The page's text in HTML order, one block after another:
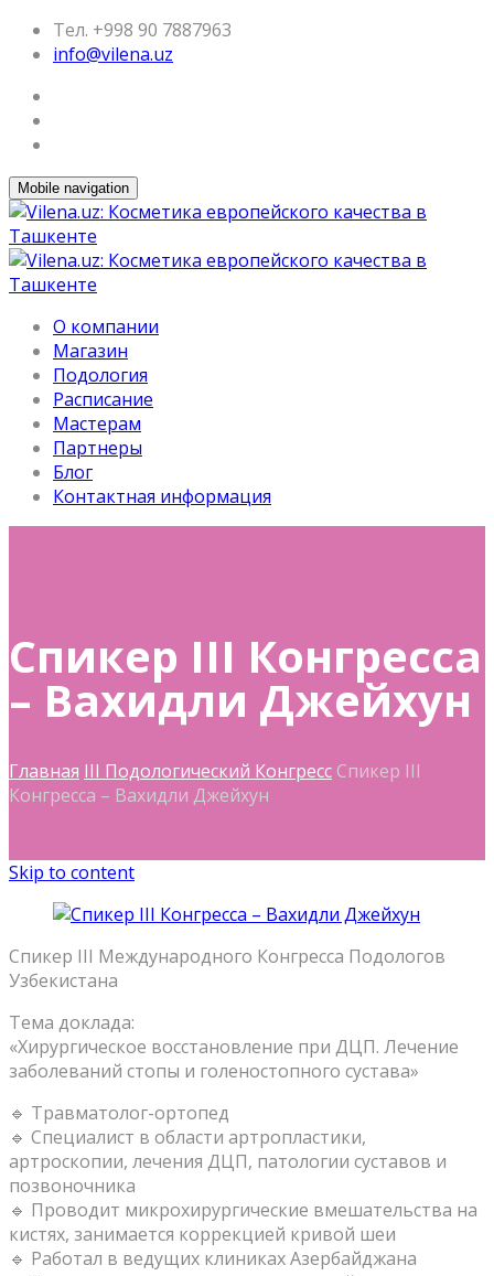
Тел. +998 90 7887963
info@vilena.uz
Mobile navigation
О компании
Магазин
Подология
Расписание
Мастерам
Партнеры
Блог
Контактная информация
Спикер III Конгресса
– Вахидли Джейхун
Главная III Подологический Конгресс Спикер III
Конгресса – Вахидли Джейхун
Skip to content
Спикер III Международного Конгресса Подологов
Узбекистана
Тема доклада:
«Хирургическое восстановление при ДЦП. Лечение
заболеваний стопы и голеностопного сустава»
🔹 Травматолог-ортопед
🔹 Специалист в области артропластики,
артроскопии, лечения ДЦП, патологии суставов и
позвоночника
🔹 Проводит микрохирургические вмешательства на
кистях, занимается коррекцией кривой шеи
🔹 Работал в ведущих клиниках Азербайджана